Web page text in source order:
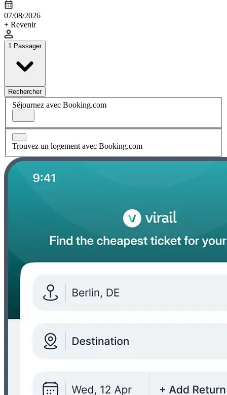
07/08/2026
+ Revenir
1 Passager
Rechercher
Séjournez avec Booking.com
Trouvez un logement avec Booking.com